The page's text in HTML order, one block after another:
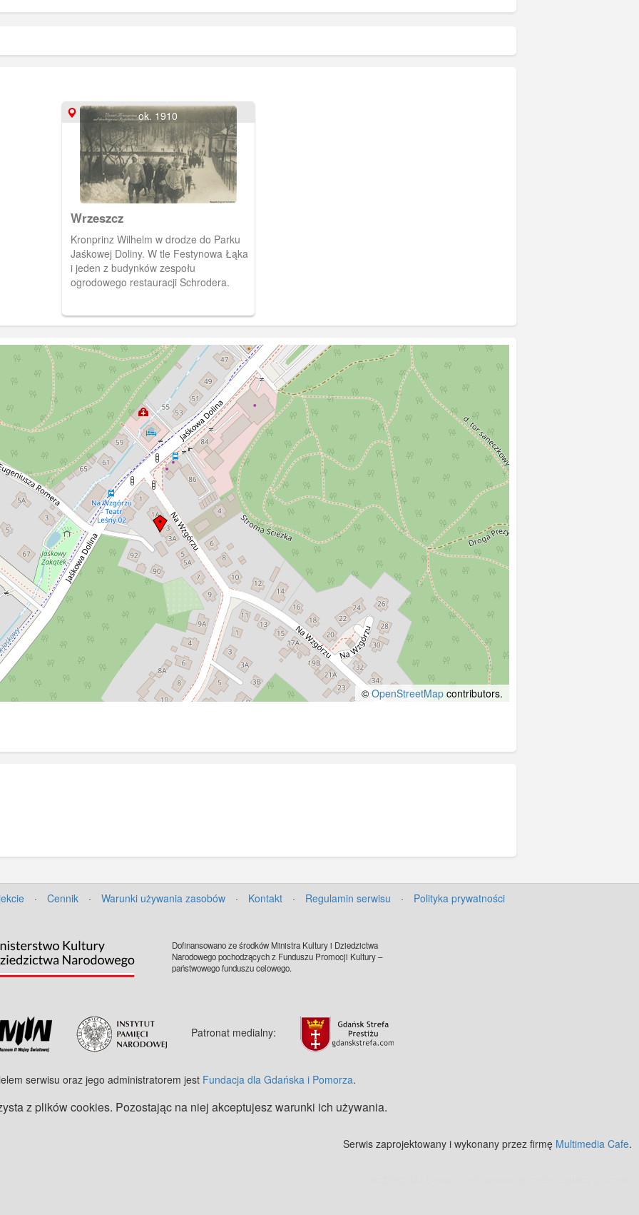
ok. 1910
Wrzeszcz
Kronprinz Wilhelm w drodze do Parku
Jaśkowej Doliny. W tle Festynowa Łąka
i jeden z budynków zespołu
ogrodowego restauracji Schrodera.
© OpenStreetMap contributors.
©OpenStreetMap
· Cennik · Warunki używania zasobów · Kontakt · Regulamin serwisu · Polityka prywatności
Dofinansowano ze środków Ministra Kultury i Dziedzictwa
Narodowego pochodzących z Funduszu Promocji Kultury –
państwowego funduszu celowego.
Patronat medialny:
serwisu oraz jego administratorem jest Fundacja dla Gdańska i Pomorza.
z plików cookies. Pozostając na niej akceptujesz warunki ich używania.
Serwis zaprojektowany i wykonany przez firmę Multimedia Cafe.